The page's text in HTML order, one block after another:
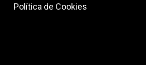
Política de Cookies